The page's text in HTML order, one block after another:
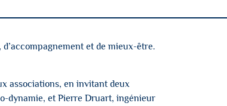
et de mieux-être.
associations, en invitant deux
dynamie, et Pierre Druart, ingénieur